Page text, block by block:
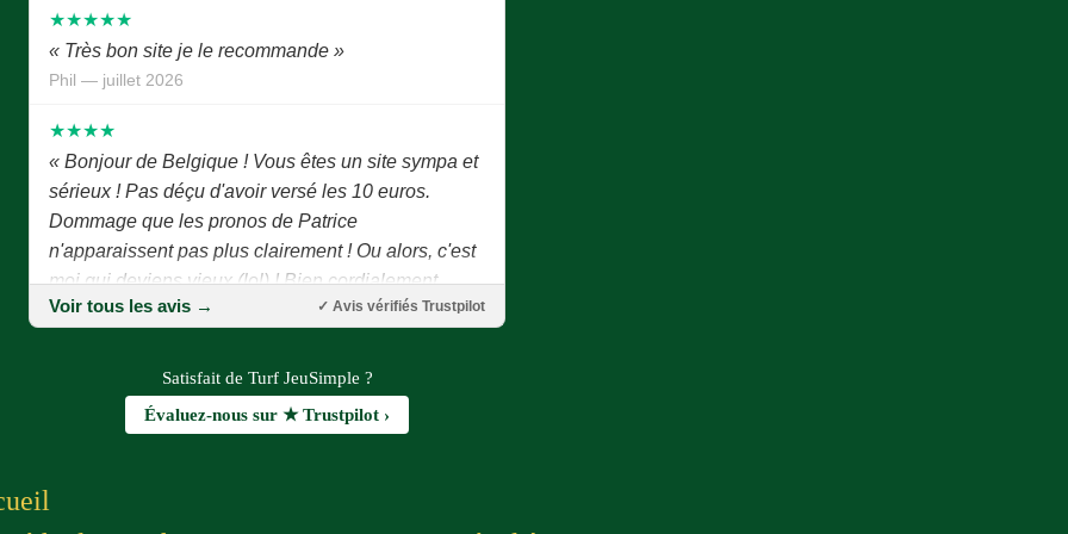
« Très bon site je le recommande »
Phil — juillet 2026
★★★★
« Bonjour de Belgique ! Vous êtes un site sympa et
sérieux ! Pas déçu d'avoir versé les 10 euros.
Dommage que les pronos de Patrice
n'apparaissent pas plus clairement ! Ou alors, c'est
moi qui deviens vieux (lol) ! Bien cordialement,
Joseph P. »
Joseph P. — juillet 2026
« Bonjour Patrice, Tout d'abord je vous remercie
d'avoir eu l'idée de créer ce site combien important
Voir tous les avis → ✓ Avis vérifiés Trustpilot
Satisfait de Turf JeuSimple ?
Évaluez-nous sur ★ Trustpilot ›